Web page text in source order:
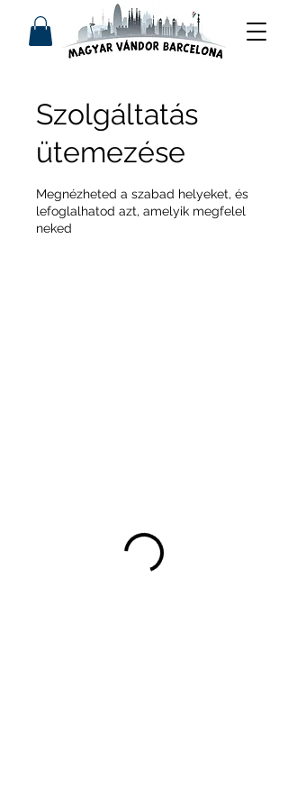
Szolgáltatás
ütemezése
Megnézheted a szabad helyeket, és
lefoglalhatod azt, amelyik megfelel
neked